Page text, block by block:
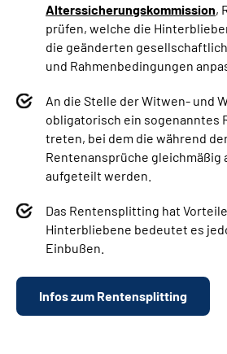
Alterssicherungskommission,
prüfen, welche die
die geänderten
und Rahmenbedingungen
An die Stelle der Witwen- und
obligatorisch ein sogenanntes
treten, bei dem die während
Rentenansprüche gleichmäßig
aufgeteilt werden.
Das Rentensplitting hat
Hinterbliebene bedeutet es
Einbußen.
Infos zum Rentensplitting